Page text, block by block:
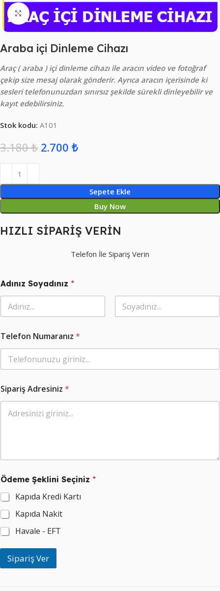
Click to enlarge
Araba içi Dinleme Cihazı
Araç ( araba ) içi dinleme cihazı ile aracın video ve fotoğraf
çekip size mesaj olarak gönderir. Ayrıca aracın içerisinde ki
sesleri telefonunuzdan sınırsız şekilde sürekli dinleyebilir ve
kayıt edebilirsiniz.
Stok kodu: A101
3.180₺ 2.700 ₺
Sepete Ekle
Buy Now
HIZLI SİPARİŞ VERİN
Telefon İle Sipariş Verin
Adınız Soyadınız *
Telefon Numaranız *
e
l
e
f
o
n
T
e
l
f
n
Sipariş Adresiniz *
Ödeme Şeklini Seçiniz *
Kapıda Kredi Kartı
Kapıda Nakit
Havale - EFT
Sipariş Ver